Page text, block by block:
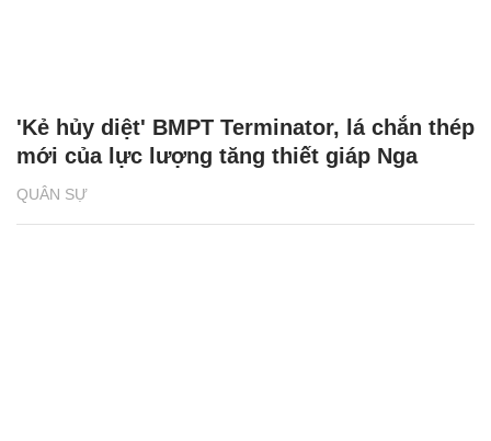
QUÂN SỰ
'Kẻ hủy diệt' BMPT Terminator, lá chắn thép
mới của lực lượng tăng thiết giáp Nga